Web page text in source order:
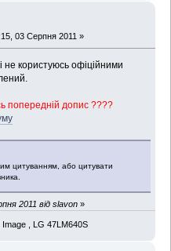
03 Серпня 2011 »
не користуюсь офіційними
попередній допис ????
цитуванням, або цитувати
2011 від slavon »
, LG 47LM640S